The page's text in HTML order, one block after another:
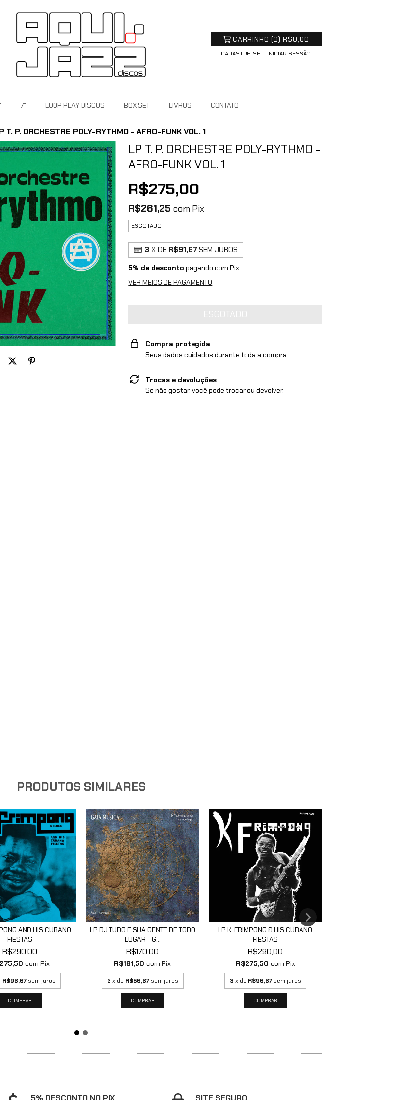
CARRINHO (0) R$0,00
CADASTRE-SE INICIAR SESSÃO
7" LOOP PLAY DISCOS BOX SET LIVROS CONTATO
T. P. ORCHESTRE POLY-RYTHMO - AFRO-FUNK VOL. 1
LP T. P. ORCHESTRE POLY-RYTHMO -
AFRO-FUNK VOL. 1
R$275,00
R$261,25com Pix
ESGOTADO
3 X DE R$91,67 SEM JUROS
5% de desconto pagando com Pix
VER MEIOS DE PAGAMENTO
Compra protegida
Seus dados cuidados durante toda a compra.
Trocas e devoluções
Se não gostar, você pode trocar ou devolver.
PRODUTOS SIMILARES
AND HIS CUBANO
FIESTAS
R$290,00
com Pix
R$96,67 sem juros
LP DJ TUDO E SUA GENTE DE TODO
LUGAR - G...
R$170,00
R$161,50 com Pix
3 x de R$56,67 sem juros
LP K. FRIMPONG & HIS CUBANO
FIESTAS
R$290,00
R$275,50 com Pix
3 x de R$96,67 sem juros
5% DESCONTO NO PIX SITE SEGURO